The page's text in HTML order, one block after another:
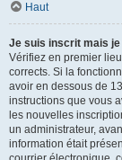
Haut
Je suis inscrit mais
Vérifiez en premier
corrects. Si la
avoir en dessous de
instructions que vous
les nouvelles
un administrateur,
information était